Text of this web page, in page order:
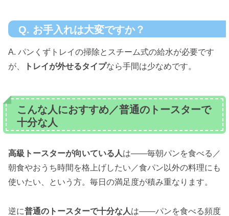
Q. お手入れは大変ですか？
A. パンくずトレイの掃除とスチーム式の給水が必要です
が、
トレイが外せるタイプなら手間は少なめです。
こんな人におすすめ／普通のトースターで
十分な人
高級トースターが向いている人は——毎朝パンを食べる／
朝食やおうち時間を格上げしたい／食パン以外の料理にも
使いたい、という方。毎日の満足度が積み重なります。
逆に普通のトースターで十分な人は——パンを食べる頻度